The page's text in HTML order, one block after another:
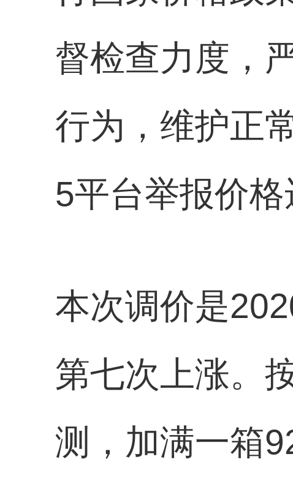
督检查力度，
行为，维护正
5平台举报价格
本次调价是
第七次上涨。
测，加满一箱